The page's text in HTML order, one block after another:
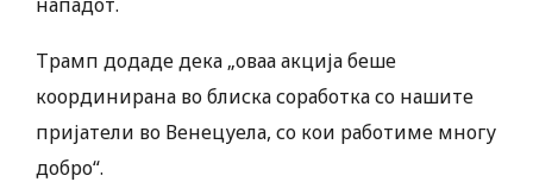
Трамп додаде дека „оваа акција беше
координирана во блиска соработка со нашите
пријатели во Венецуела, со кои работиме многу
добро“.